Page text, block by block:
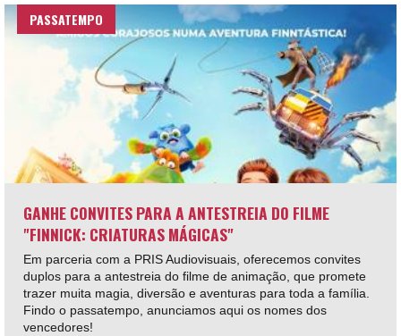
PASSATEMPO
GANHE CONVITES PARA A ANTESTREIA DO FILME
"FINNICK: CRIATURAS MÁGICAS"
Em parceria com a PRIS Audiovisuais, oferecemos convites
duplos para a antestreia do filme de animação, que promete
trazer muita magia, diversão e aventuras para toda a família.
Findo o passatempo, anunciamos aqui os nomes dos
vencedores!